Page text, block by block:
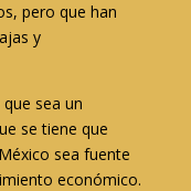
pero que han
y
sea un
se tiene que
sea fuente
económico.